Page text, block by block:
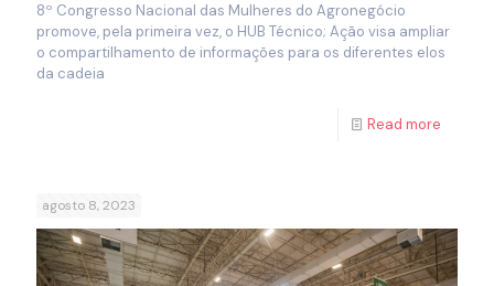
8º Congresso Nacional das Mulheres do Agronegócio
promove, pela primeira vez, o HUB Técnico; Ação visa ampliar
o compartilhamento de informações para os diferentes elos
da cadeia
Read more
agosto 8, 2023